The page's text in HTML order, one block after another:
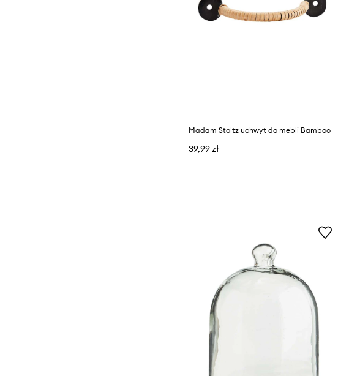
Madam Stoltz uchwyt do mebli Bamboo
39,99 zł